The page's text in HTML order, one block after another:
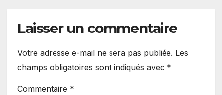
Laisser un commentaire
Votre adresse e-mail ne sera pas publiée. Les
champs obligatoires sont indiqués avec *
Commentaire *